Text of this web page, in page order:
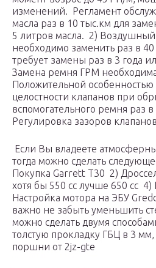
изменений. Регламент
масла раз в 10 тыс.км для
5 литров масла. 2)
необходимо заменить раз в
требует замены раз в 3 года
Замена ремня ГРМ
Положительной особенностью
целостности клапанов при
вспомогательного ремня раз
Регулировка зазоров
Если Вы владеете
тогда можно сделать
Покупка Garrett T30 2)
хотя бы 550 сс лучше 650 сс
Настройка мотора на ЭБУ
важно не забыть уменьшить
можно сделать двумя
толстую прокладку ГБЦ в 3 мм,
поршни от 2jz-gte